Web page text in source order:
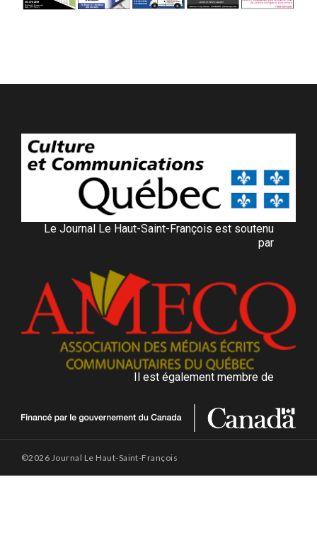
Le Journal Le Haut-Saint-François est soutenu
par
Il est également membre de
©2026 Journal Le Haut-Saint-François